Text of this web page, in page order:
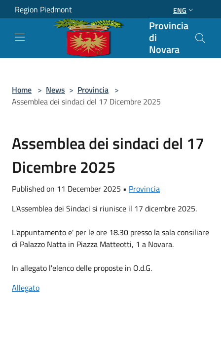
Salta al contenuto principale
Region Piedmont ENG
Provincia
di
Novara
Home > News > Provincia >
Assemblea dei sindaci del 17 Dicembre 2025
Assemblea dei sindaci del 17
Dicembre 2025
Published on 11 December 2025 • Provincia
L'Assemblea dei Sindaci si riunisce il 17 dicembre 2025.
L'appuntamento e' per le ore 18.30 presso la sala consiliare
di Palazzo Natta in Piazza Matteotti, 1 a Novara.
In allegato l'elenco delle proposte in O.d.G.
Allegato